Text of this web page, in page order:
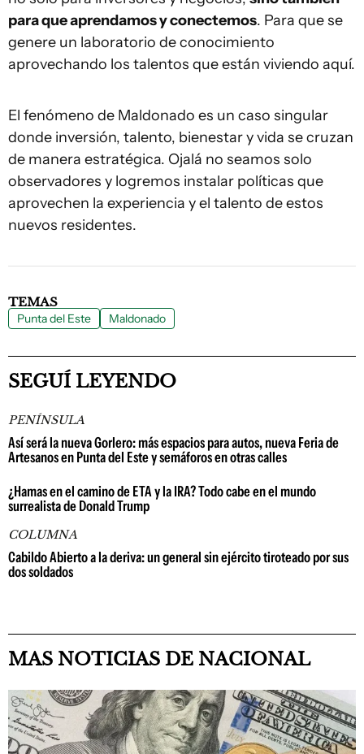
para que aprendamos y conectemos. Para que se
genere un laboratorio de conocimiento
aprovechando los talentos que están viviendo aquí.
El fenómeno de Maldonado es un caso singular
donde inversión, talento, bienestar y vida se cruzan
de manera estratégica. Ojalá no seamos solo
observadores y logremos instalar políticas que
aprovechen la experiencia y el talento de estos
nuevos residentes.
TEMAS
Punta del Este Maldonado
SEGUÍ LEYENDO
PENÍNSULA
Así será la nueva Gorlero: más espacios para autos, nueva Feria de
Artesanos en Punta del Este y semáforos en otras calles
¿Hamas en el camino de ETA y la IRA? Todo cabe en el mundo
surrealista de Donald Trump
COLUMNA
Cabildo Abierto a la deriva: un general sin ejército tiroteado por sus
dos soldados
MAS NOTICIAS DE NACIONAL